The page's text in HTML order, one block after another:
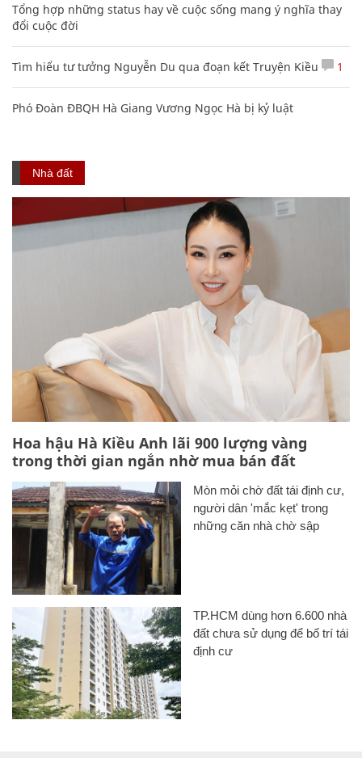
Tổng hợp những status hay về cuộc sống mang ý nghĩa thay
đổi cuộc đời
Tìm hiểu tư tưởng Nguyễn Du qua đoạn kết Truyện Kiều 1
Phó Đoàn ĐBQH Hà Giang Vương Ngọc Hà bị kỷ luật
Nhà đất
Hoa hậu Hà Kiều Anh lãi 900 lượng vàng
trong thời gian ngắn nhờ mua bán đất
Mòn mỏi chờ đất tái định cư,
người dân 'mắc kẹt' trong
những căn nhà chờ sập
TP.HCM dùng hơn 6.600 nhà
đất chưa sử dụng để bố trí tái
định cư